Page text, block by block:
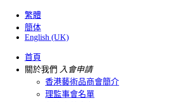
繁體
簡体
English (UK)
首頁
關於我們 入會申請
香港藝術品商會簡介
理監事會名單